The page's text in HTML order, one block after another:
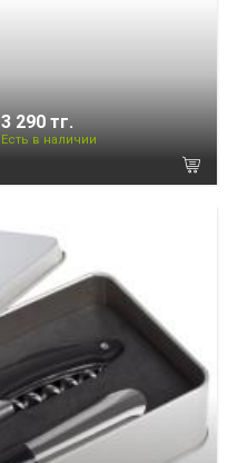
3 290 тг.
Есть в наличии